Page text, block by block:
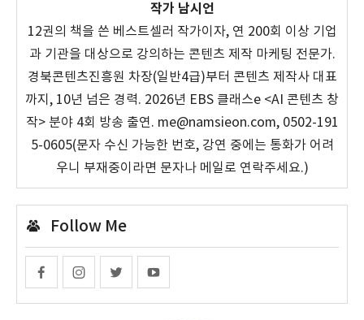
작가 남시언
12권의 책을 쓴 베스트셀러 작가이자, 연 200회 이상 기업
과 기관을 대상으로 강의하는 콘텐츠 제작 마케팅 전문가.
경북콘텐츠진흥원 차장(일반4급)부터 콘텐츠 제작사 대표
까지, 10년 넘은 경력. 2026년 EBS 클래스e <AI 콘텐츠 창
작> 분야 4회 방송 출연. me@namsieon.com, 0502-191
5-0605(문자 수신 가능한 번호, 강연 중에는 통화가 어려
우니 부재중이라면 문자나 메일로 연락주세요.)
Follow Me